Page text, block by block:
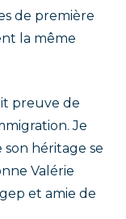
de première
la même
preuve de
Je
héritage se
Valérie
et amie de